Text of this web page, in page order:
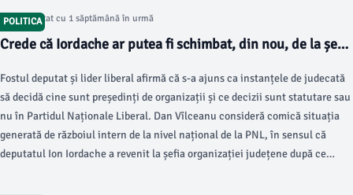
POLITICA
Articol postat cu 1 săptămână în urmă
Crede că Iordache ar putea fi schimbat, din nou, de la șefia
Fostul deputat și lider liberal afirmă că s-a ajuns ca instanțele de judecată
să decidă cine sunt președinți de organizații și ce decizii sunt statutare sau
nu în Partidul Naționale Liberal. Dan Vîlceanu consideră comică situația
generată de războiul intern de la nivel național de la PNL, în sensul că
deputatul Ion Iordache a revenit la șefia organizației județene după ce